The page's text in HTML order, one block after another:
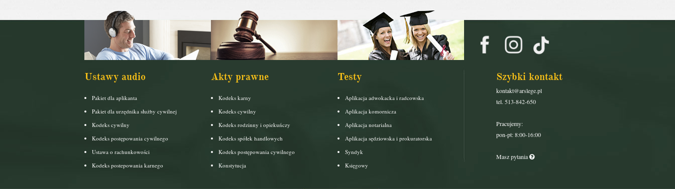
Ustawy audio
Pakiet dla aplikanta
Pakiet dla urzędnika służby cywilnej
Kodeks cywilny
Kodeks postępowania cywilnego
Ustawa o rachunkowości
Kodeks postepowania karnego
Akty prawne
Kodeks karny
Kodeks cywilny
Kodeks rodzinny i opiekuńczy
Kodeks spółek handlowych
Kodeks postępowania cywilnego
Konstytucja
Testy
Aplikacja adwokacka i radcowska
Aplikacja komornicza
Aplikacja notarialna
Aplikacja sędziowska i prokuratorska
Syndyk
Księgowy
Szybki kontakt
kontakt@arslege.pl
tel. 513-842-650
Pracujemy:
pon-pt: 8:00-16:00
Masz pytania